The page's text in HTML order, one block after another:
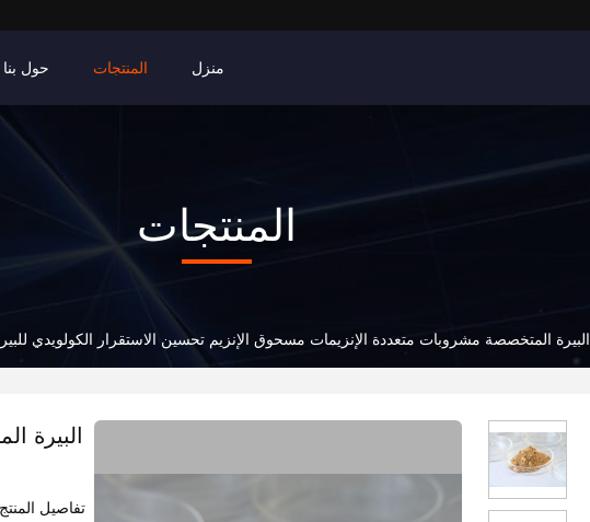
منزل المنتجات حول بنا
المنتجات
البيرة المتخصصة مشروبات متعددة الإنزيمات مسحوق الإنزيم تحسين الاستقرار الكولويدي
البيرة
تفاصيل المنتج